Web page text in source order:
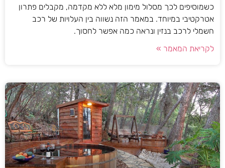
כשמוסיפים לכך מסלול מימון מלא ללא מקדמה, מקבלים פתרון
אטרקטיבי במיוחד. במאמר הזה נשווה בין העלויות של רכב
חשמלי לרכב בנזין ונראה כמה אפשר לחסוך.
לקריאת המאמר »